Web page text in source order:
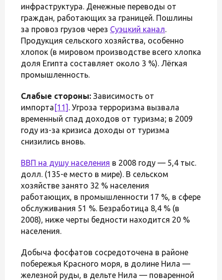
инфраструктура. Денежные переводы от
граждан, работающих за границей. Пошлины
за провоз грузов через Суэцкий канал.
Продукция сельского хозяйства, особенно
хлопок (в мировом производстве всего хлопка
доля Египта составляет около 3 %). Лёгкая
промышленность.
Слабые стороны: Зависимость от
импорта [11] . Угроза терроризма вызвала
временный спад доходов от туризма; в 2009
году из-за кризиса доходы от туризма
снизились вновь.
ВВП на душу населения в 2008 году — 5,4 тыс.
долл. (135-е место в мире). В сельском
хозяйстве занято 32 % населения
работающих, в промышленности 17 %, в сфере
обслуживания 51 %. Безработица 8,4 % (в
2008), ниже черты бедности находится 20 %
населения.
Добыча фосфатов сосредоточена в районе
побережья Красного моря, в долине Нила —
железной руды, в дельте Нила — поваренной